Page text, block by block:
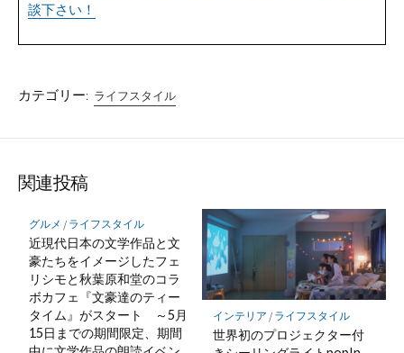
談下さい！
カテゴリー: ライフスタイル
関連投稿
グルメ / ライフスタイル
近現代日本の文学作品と文
豪たちをイメージしたフェ
リシモと秋葉原和堂のコラ
ボカフェ『文豪達のティー
タイム』がスタート ～5月
15日までの期間限定、期間
インテリア / ライフスタイル
世界初のプロジェクター付